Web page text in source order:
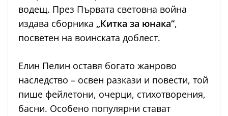
водещ. През Първата световна война
издава сборника „Китка за юнака“,
посветен на воинската доблест.
Елин Пелин оставя богато жанрово
наследство – освен разкази и повести, той
пише фейлетони, очерци, стихотворения,
басни. Особено популярни стават